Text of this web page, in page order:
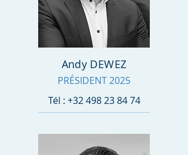
Andy DEWEZ
PRÉSIDENT2025
Tél : +32 498 23 84 74